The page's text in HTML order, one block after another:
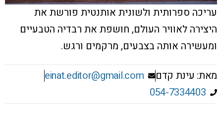
עריכה ספרותית ולשונית אותנטית פורשת את
היצירה לאוויר העולם, חושפת את רבדיה הטבעיים
ומעשירה אותה בצבעים, מרקמים ורגש.
מאת: עינת קדם
einat.editor@gmail.com
054-7334403